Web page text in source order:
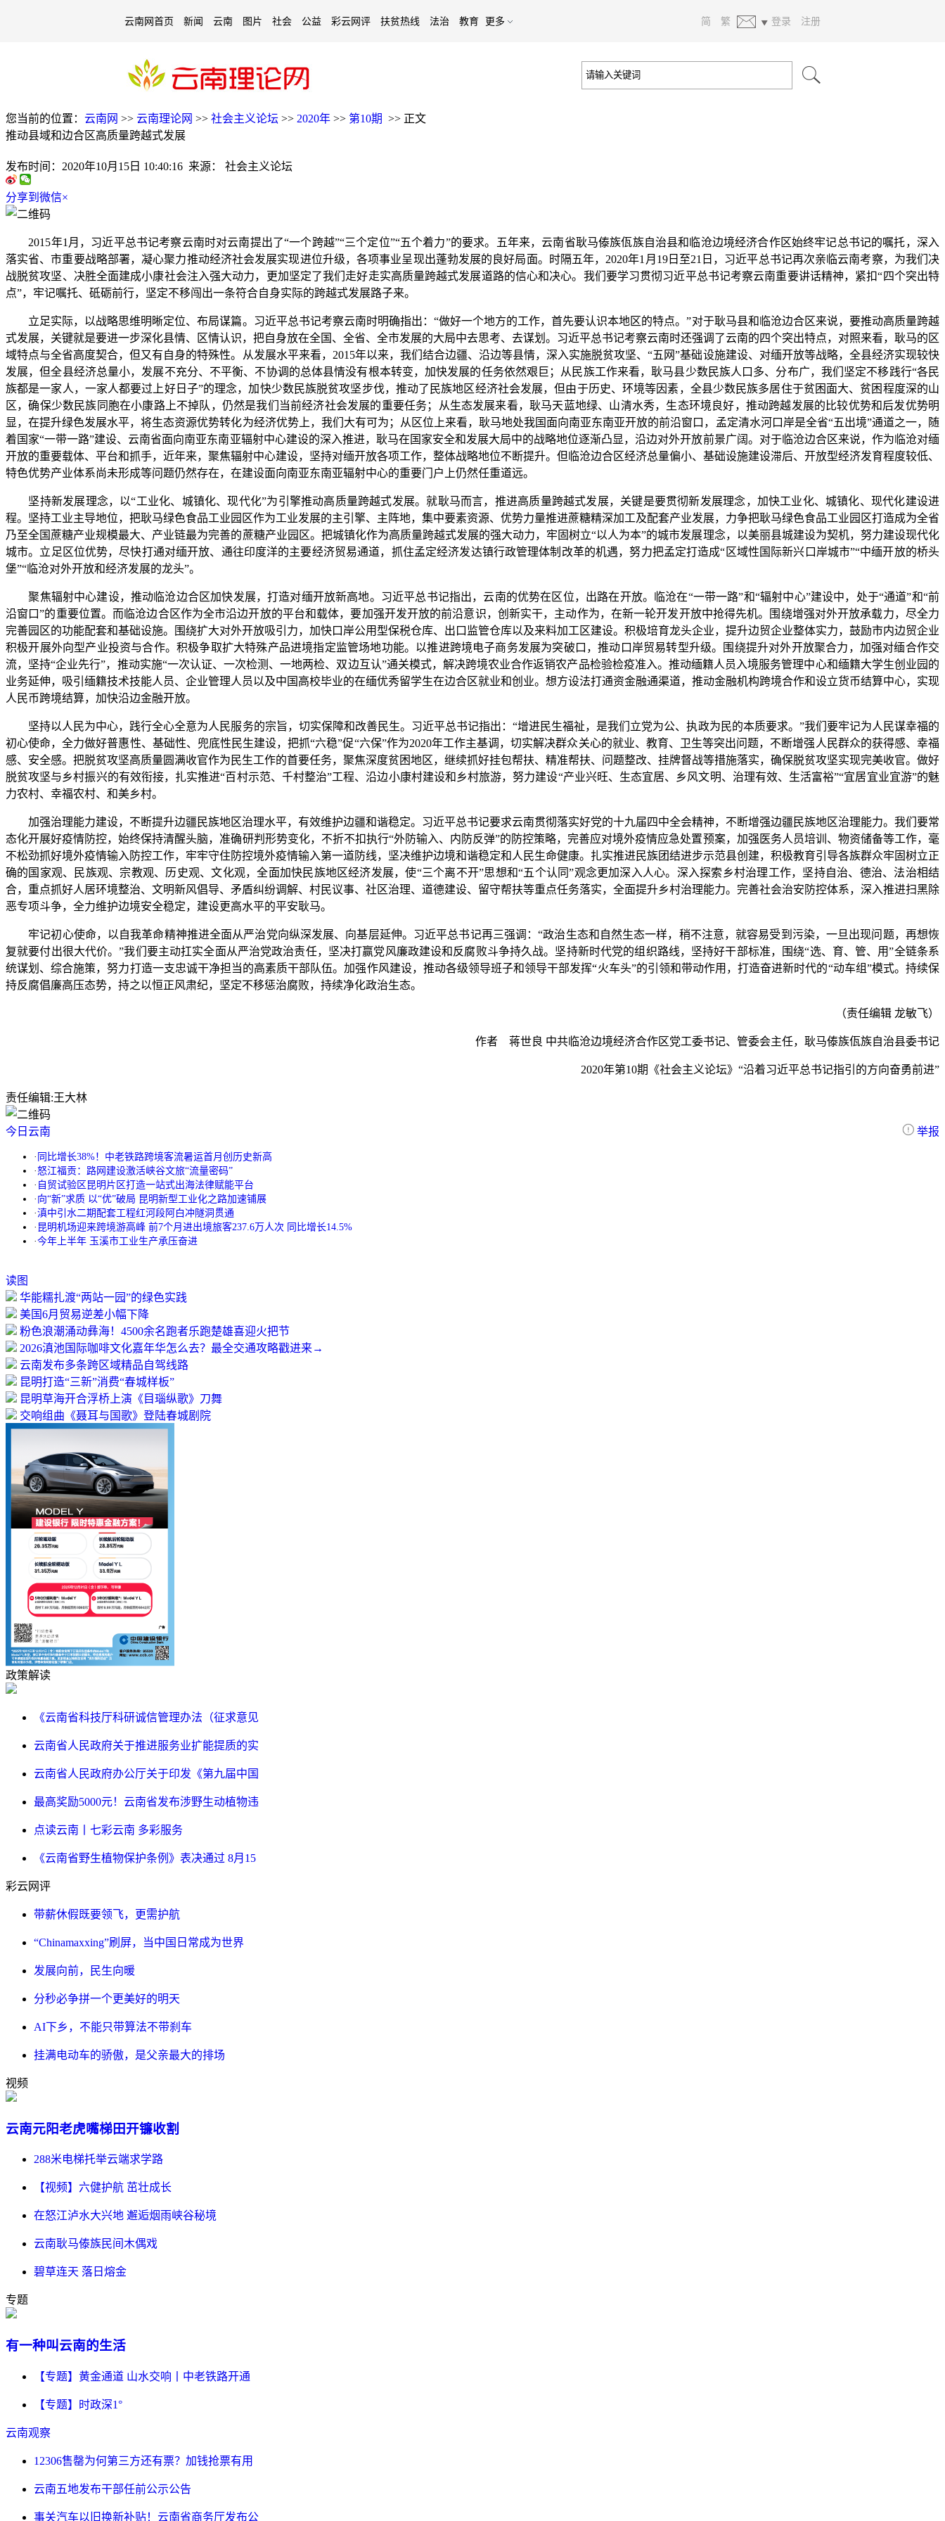
云南网首页 新闻 云南 图片 社会 公益 彩云网评 扶贫热线 法治 教育 更多 简 繁 登录 注册
您当前的位置： 云南网 >> 云南理论网 >> 社会主义论坛 >> 2020年 >> 第10期 >> 正文
推动县域和边合区高质量跨越式发展
发布时间： 2020年10月15日 10:40:16 来源： 社会主义论坛
分享到微信×
2015年1月，习近平总书记考察云南时对云南提出了“一个跨越”“三个定位”“五个着力”的要求。五年来，云南省耿马傣族佤族自治县和临沧边境经济合作区始终牢记总书记的嘱托，深入
落实省、市重要战略部署，凝心聚力推动经济社会发展实现进位升级，各项事业呈现出蓬勃发展的良好局面。时隔五年，2020年1月19日至21日，习近平总书记再次亲临云南考察，为我们决
战脱贫攻坚、决胜全面建成小康社会注入强大动力，更加坚定了我们走好走实高质量跨越式发展道路的信心和决心。我们要学习贯彻习近平总书记考察云南重要讲话精神，紧扣“四个突出特
点”，牢记嘱托、砥砺前行，坚定不移闯出一条符合自身实际的跨越式发展路子来。
立足实际，以战略思维明晰定位、布局谋篇。 习近平总书记考察云南时明确指出：“做好一个地方的工作，首先要认识本地区的特点。”对于耿马县和临沧边合区来说，要推动高质量跨越
式发展，关键就是要进一步深化县情、区情认识，把自身放在全国、全省、全市发展的大局中去思考、去谋划。习近平总书记考察云南时还强调了云南的四个突出特点，对照来看，耿马的区
域特点与全省高度契合，但又有自身的特殊性。从发展水平来看，2015年以来，我们结合边疆、沿边等县情，深入实施脱贫攻坚、“五网”基础设施建设、对缅开放等战略，全县经济实现较快
发展，但全县经济总量小，发展不充分、不平衡、不协调的总体县情没有根本转变，加快发展的任务依然艰巨；从民族工作来看，耿马县少数民族人口多、分布广，我们坚定不移践行“各民
族都是一家人，一家人都要过上好日子”的理念，加快少数民族脱贫攻坚步伐，推动了民族地区经济社会发展，但由于历史、环境等因素，全县少数民族多居住于贫困面大、贫困程度深的山
区，确保少数民族同胞在小康路上不掉队，仍然是我们当前经济社会发展的重要任务；从生态发展来看，耿马天蓝地绿、山清水秀，生态环境良好，推动跨越发展的比较优势和后发优势明
显，在提升绿色发展水平，将生态资源优势转化为经济优势上，我们大有可为；从区位上来看，耿马地处我国面向南亚东南亚开放的前沿窗口，孟定清水河口岸是全省“五出境”通道之一，随
着国家“一带一路”建设、云南省面向南亚东南亚辐射中心建设的深入推进，耿马在国家安全和发展大局中的战略地位逐渐凸显，沿边对外开放前景广阔。对于临沧边合区来说，作为临沧对缅
开放的重要载体、平台和抓手，近年来，聚焦辐射中心建设，坚持对缅开放各项工作，整体战略地位不断提升。但临沧边合区经济总量偏小、基础设施建设滞后、开放型经济发育程度较低、
特色优势产业体系尚未形成等问题仍然存在，在建设面向南亚东南亚辐射中心的重要门户上仍然任重道远。
坚持新发展理念，以“工业化、城镇化、现代化”为引擎推动高质量跨越式发展。就耿马而言，推进高质量跨越式发展，关键是要贯彻新发展理念，加快工业化、城镇化、现代化建设进
程。坚持工业主导地位，把耿马绿色食品工业园区作为工业发展的主引擎、主阵地，集中要素资源、优势力量推进蔗糖精深加工及配套产业发展，力争把耿马绿色食品工业园区打造成为全省
乃至全国蔗糖产业规模最大、产业链最为完善的蔗糖产业园区。把城镇化作为高质量跨越式发展的强大动力，牢固树立“以人为本”的城市发展理念，以美丽县城建设为契机，努力建设现代化
城市。立足区位优势，尽快打通对缅开放、通往印度洋的主要经济贸易通道，抓住孟定经济发达镇行政管理体制改革的机遇，努力把孟定打造成“区域性国际新兴口岸城市”“中缅开放的桥头
堡”“临沧对外开放和经济发展的龙头”。
聚焦辐射中心建设，推动临沧边合区加快发展，打造对缅开放新高地。 习近平总书记指出，云南的优势在区位，出路在开放。临沧在“一带一路”和“辐射中心”建设中，处于“通道”和“前
沿窗口”的重要位置。而临沧边合区作为全市沿边开放的平台和载体，要加强开发开放的前沿意识，创新实干，主动作为，在新一轮开发开放中抢得先机。围绕增强对外开放承载力，尽全力
完善园区的功能配套和基础设施。围绕扩大对外开放吸引力，加快口岸公用型保税仓库、出口监管仓库以及来料加工区建设。积极培育龙头企业，提升边贸企业整体实力，鼓励市内边贸企业
积极开展外向型产业投资与合作。积极争取扩大特殊产品进境指定监管场地功能。以推进跨境电子商务发展为突破口，推动口岸贸易转型升级。围绕提升对外开放聚合力，加强对缅合作交
流，坚持“企业先行”，推动实施“一次认证、一次检测、一地两检、双边互认”通关模式，解决跨境农业合作返销农产品检验检疫准入。推动缅籍人员入境服务管理中心和缅籍大学生创业园的
业务延伸，吸引缅籍技术技能人员、企业管理人员以及中国高校毕业的在缅优秀留学生在边合区就业和创业。想方设法打通资金融通渠道，推动金融机构跨境合作和设立货币结算中心，实现
人民币跨境结算，加快沿边金融开放。
坚持以人民为中心，践行全心全意为人民服务的宗旨，切实保障和改善民生。 习近平总书记指出：“增进民生福祉，是我们立党为公、执政为民的本质要求。”我们要牢记为人民谋幸福的
初心使命，全力做好普惠性、基础性、兜底性民生建设，把抓“六稳”促“六保”作为2020年工作主基调，切实解决群众关心的就业、教育、卫生等突出问题，不断增强人民群众的获得感、幸福
感、安全感。把脱贫攻坚高质量圆满收官作为民生工作的首要任务，聚焦深度贫困地区，继续抓好挂包帮扶、精准帮扶、问题整改、挂牌督战等措施落实，确保脱贫攻坚实现完美收官。做好
脱贫攻坚与乡村振兴的有效衔接，扎实推进“百村示范、千村整治”工程、沿边小康村建设和乡村旅游，努力建设“产业兴旺、生态宜居、乡风文明、治理有效、生活富裕”“宜居宜业宜游”的魅
力农村、幸福农村、和美乡村。
加强治理能力建设，不断提升边疆民族地区治理水平，有效维护边疆和谐稳定。 习近平总书记要求云南贯彻落实好党的十九届四中全会精神，不断增强边疆民族地区治理能力。我们要常
态化开展好疫情防控，始终保持清醒头脑，准确研判形势变化，不折不扣执行“外防输入、内防反弹”的防控策略，完善应对境外疫情应急处置预案，加强医务人员培训、物资储备等工作，毫
不松劲抓好境外疫情输入防控工作，牢牢守住防控境外疫情输入第一道防线，坚决维护边境和谐稳定和人民生命健康。扎实推进民族团结进步示范县创建，积极教育引导各族群众牢固树立正
确的国家观、民族观、宗教观、历史观、文化观，全面加快民族地区经济发展，使“三个离不开”思想和“五个认同”观念更加深入人心。深入探索乡村治理工作，坚持自治、德治、法治相结
合，重点抓好人居环境整治、文明新风倡导、矛盾纠纷调解、村民议事、社区治理、道德建设、留守帮扶等重点任务落实，全面提升乡村治理能力。完善社会治安防控体系，深入推进扫黑除
恶专项斗争，全力维护边境安全稳定，建设更高水平的平安耿马。
牢记初心使命，以自我革命精神推进全面从严治党向纵深发展、向基层延伸。 习近平总书记再三强调：“政治生态和自然生态一样，稍不注意，就容易受到污染，一旦出现问题，再想恢
复就要付出很大代价。”我们要主动扛实全面从严治党政治责任，坚决打赢党风廉政建设和反腐败斗争持久战。坚持新时代党的组织路线，坚持好干部标准，围绕“选、育、管、用”全链条系
统谋划、综合施策，努力打造一支忠诚干净担当的高素质干部队伍。加强作风建设，推动各级领导班子和领导干部发挥“火车头”的引领和带动作用，打造奋进新时代的“动车组”模式。持续保
持反腐倡廉高压态势，持之以恒正风肃纪，坚定不移惩治腐败，持续净化政治生态。
（责任编辑 龙敏飞）
作者 蒋世良 中共临沧边境经济合作区党工委书记、管委会主任，耿马傣族佤族自治县委书记
2020年第10期《社会主义论坛》“沿着习近平总书记指引的方向奋勇前进”
责任编辑:王大林
今日云南 举报
· 同比增长38%！中老铁路跨境客流暑运首月创历史新高
·怒江福贡：路网建设激活峡谷文旅“流量密码”
· 自贸试验区昆明片区打造一站式出海法律赋能平台
· 向“新”求质 以“优”破局 昆明新型工业化之路加速铺展
·滇中引水二期配套工程红河段阿白冲隧洞贯通
· 昆明机场迎来跨境游高峰 前7个月进出境旅客237.6万人次 同比增长14.5%
·今年上半年 玉溪市工业生产承压奋进
读图
华能糯扎渡“两站一园”的绿色实践
美国6月贸易逆差小幅下降
粉色浪潮涌动彝海！4500余名跑者乐跑楚雄喜迎火把节
2026滇池国际咖啡文化嘉年华怎么去？最全交通攻略戳进来→
云南发布多条跨区域精品自驾线路
昆明打造“三新”消费“春城样板”
昆明草海开合浮桥上演《目瑙纵歌》刀舞
交响组曲《聂耳与国歌》登陆春城剧院
政策解读
《云南省科技厅科研诚信管理办法（征求意见
云南省人民政府关于推进服务业扩能提质的实
云南省人民政府办公厅关于印发《第九届中国
最高奖励5000元！云南省发布涉野生动植物违
点读云南丨七彩云南 多彩服务
《云南省野生植物保护条例》表决通过 8月15
彩云网评
带薪休假既要领飞，更需护航
“Chinamaxxing”刷屏，当中国日常成为世界
发展向前，民生向暖
分秒必争拼一个更美好的明天
AI下乡，不能只带算法不带刹车
挂满电动车的骄傲，是父亲最大的排场
视频
云南元阳老虎嘴梯田开镰收割
288米电梯托举云端求学路
【视频】六健护航 茁壮成长
在怒江泸水大兴地 邂逅烟雨峡谷秘境
云南耿马傣族民间木偶戏
碧草连天 落日熔金
专题
有一种叫云南的生活
【专题】黄金通道 山水交响丨中老铁路开通
【专题】时政深1°
云南观察
12306售罄为何第三方还有票？加钱抢票有用
云南五地发布干部任前公示公告
事关汽车以旧换新补贴！云南省商务厅发布公